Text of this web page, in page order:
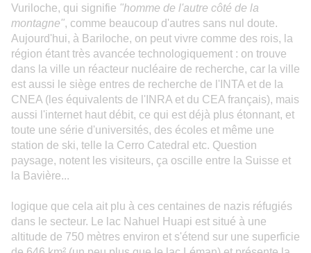
Vuriloche, qui signifie "homme de l'autre côté de la
montagne", comme beaucoup d'autres sans nul doute.
Aujourd'hui, à Bariloche, on peut vivre comme des rois, la
région étant très avancée technologiquement : on trouve
dans la ville un réacteur nucléaire de recherche, car la ville
est aussi le siège entres de recherche de l'INTA et de la
CNEA (les équivalents de l'INRA et du CEA français), mais
aussi l'internet haut débit, ce qui est déjà plus étonnant, et
toute une série d'universités, des écoles et même une
station de ski, telle la Cerro Catedral etc. Question
paysage, notent les visiteurs, ça oscille entre la Suisse et
la Bavière...
logique que cela ait plu à ces centaines de nazis réfugiés
dans le secteur. Le lac Nahuel Huapi est situé à une
altitude de 750 mètres environ et s'étend sur une superficie